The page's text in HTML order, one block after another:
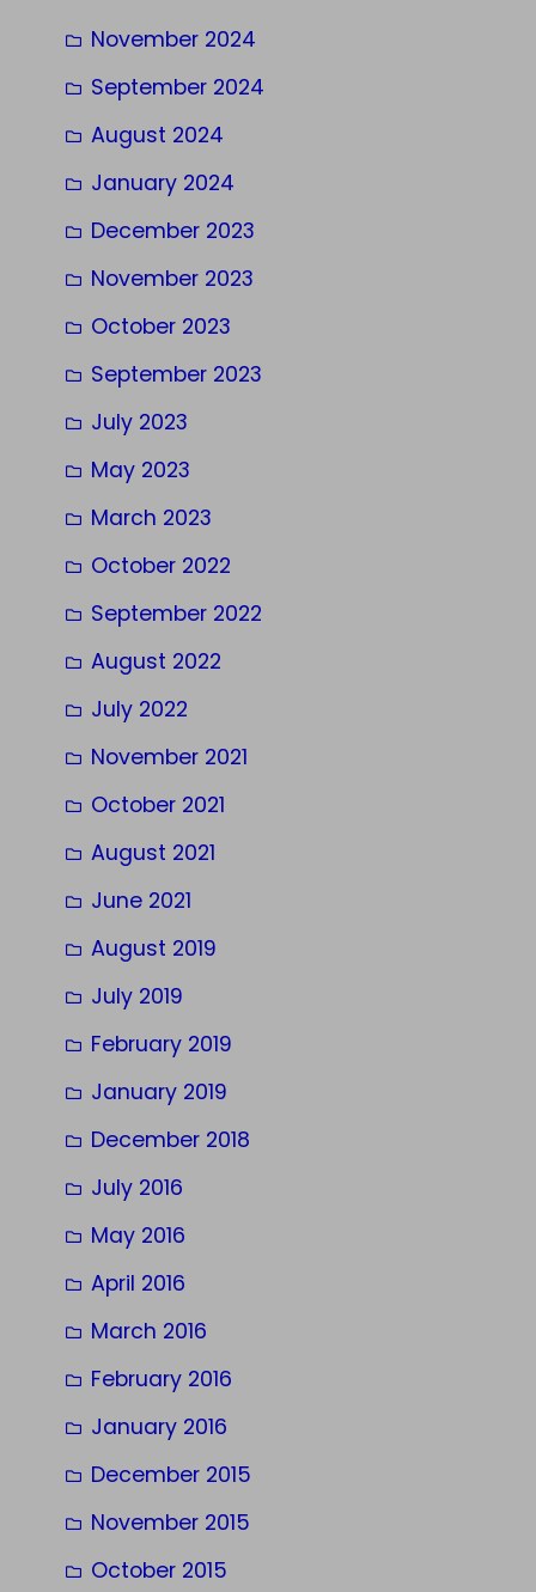
November 2024
September 2024
August 2024
January 2024
December 2023
November 2023
October 2023
September 2023
July 2023
May 2023
March 2023
October 2022
September 2022
August 2022
July 2022
November 2021
October 2021
August 2021
June 2021
August 2019
July 2019
February 2019
January 2019
December 2018
July 2016
May 2016
April 2016
March 2016
February 2016
January 2016
December 2015
November 2015
October 2015